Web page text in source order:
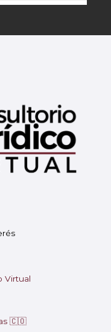
Virtual
🇨🇴